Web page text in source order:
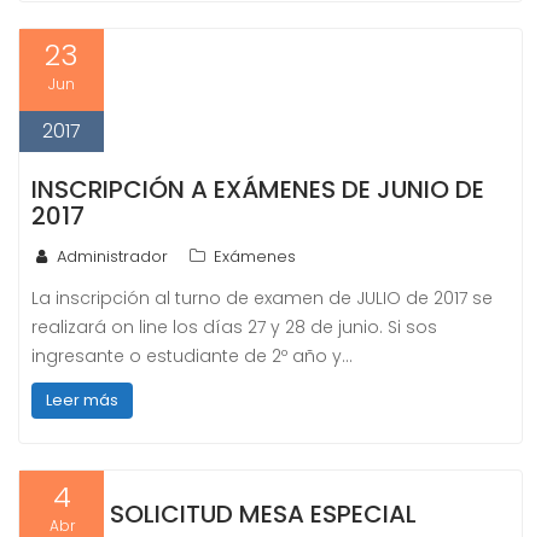
23
Jun
2017
INSCRIPCIÓN A EXÁMENES DE JUNIO DE
2017
Administrador Exámenes
La inscripción al turno de examen de JULIO de 2017 se
realizará on line los días 27 y 28 de junio. Si sos
ingresante o estudiante de 2º año y…
Leer más
4
Abr SOLICITUD MESA ESPECIAL